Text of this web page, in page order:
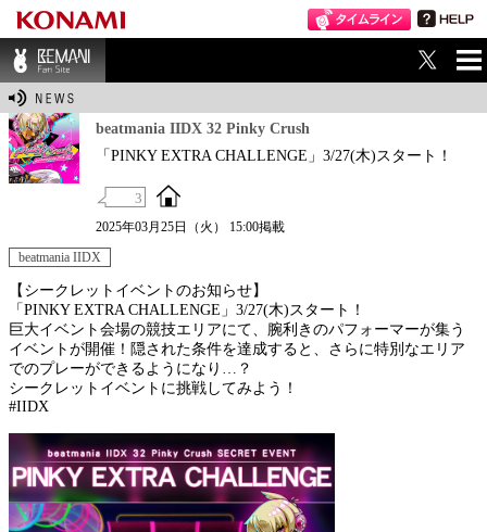
BEMANI Fan Sit
beatmania IIDX 32 Pinky Crush
「PINKY EXTRA CHALLENGE」3/27(木)スタート！
3
2025年03月25日（火） 15:00掲載
beatmania IIDX
【シークレットイベントのお知らせ】
「PINKY EXTRA CHALLENGE」3/27(木)スタート！
巨大イベント会場の競技エリアにて、腕利きのパフォーマーが集う
イベントが開催！隠された条件を達成すると、さらに特別なエリア
でのプレーができるようになり…？
シークレットイベントに挑戦してみよう！
#IIDX